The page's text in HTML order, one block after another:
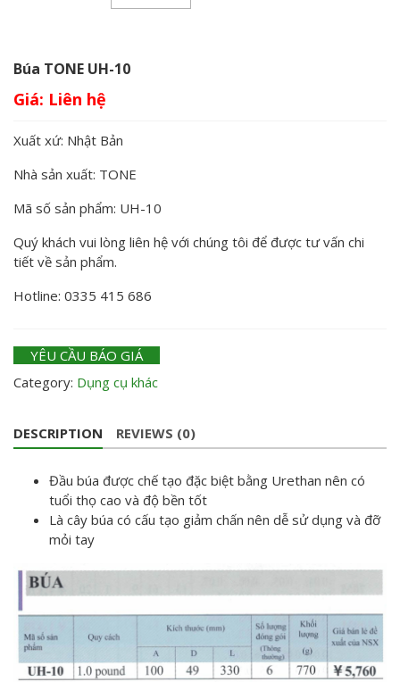
Búa TONE UH-10
Giá:
Xuất xứ: Nhật Bản
Nhà sản xuất: TONE
Mã số sản phẩm: UH-10
Quý khách vui lòng liên hệ với chúng tôi để được tư vấn chi
tiết về sản phẩm.
Hotline: 0335 415 686
YÊU CẦU BÁO GIÁ
Category: Dụng cụ khác
DESCRIPTION REVIEWS (0)
Đầu búa được chế tạo đặc biệt bằng Urethan nên có
tuổi thọ cao và độ bền tốt
Là cây búa có cấu tạo giảm chấn nên dễ sử dụng và đỡ
mỏi tay